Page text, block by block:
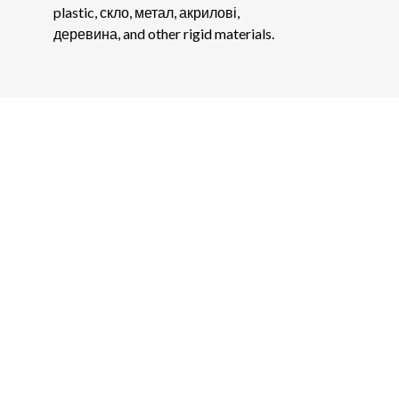
plastic, скло, метал, акрилові,
деревина,and other rigid materials.